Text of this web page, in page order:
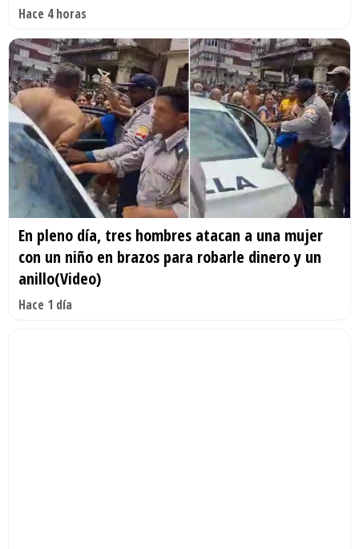
Hace 4 horas
En pleno día, tres hombres atacan a una mujer
con un niño en brazos para robarle dinero y un
anillo(Video)
Hace 1 día